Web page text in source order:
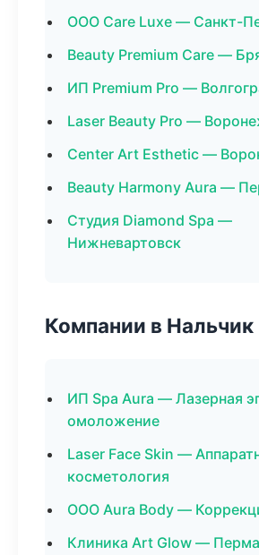
ООО Care Luxe — Санкт-
Beauty Premium Care —
ИП Premium Pro —
Laser Beauty Pro —
Center Art Esthetic —
Beauty Harmony Aura —
Студия Diamond Spa —
Нижневартовск
Компании в Нальчик
ИП Spa Aura — Лазерная
омоложение
Laser Face Skin —
косметология
ООО Aura Body —
Клиника Art Glow —